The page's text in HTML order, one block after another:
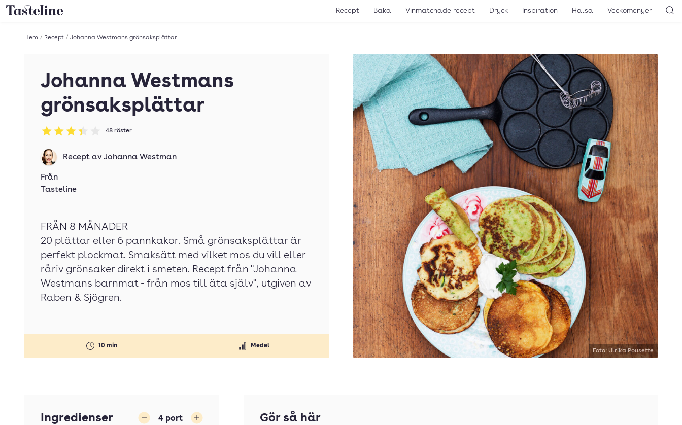
Till Tastelines startsida Recept Baka Vinmatchade recept Dryck Inspiration Hälsa Veckomenyer
Hem / Recept / Johanna Westmans grönsaksplättar
Johanna Westmans
grönsaksplättar
Betyg: 3.35 av 5
48 röster
10 min Medel
Recept av Johanna Westman
Från
Tasteline
FRÅN 8 MÅNADER
20 plättar eller 6 pannkakor. Små grönsaksplättar är
perfekt plockmat. Smaksätt med vilket mos du vill eller
råriv grönsaker direkt i smeten. Recept från "Johanna
Westmans barnmat - från mos till äta själv", utgiven av
Raben & Sjögren.
Foto: Ulrika Pousette
Ingredienser 4 port
Gör så här